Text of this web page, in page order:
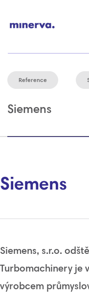
Reference
Siemens
Siemens
Siemens, s.r.o.
Turbomachinery je
výrobcem